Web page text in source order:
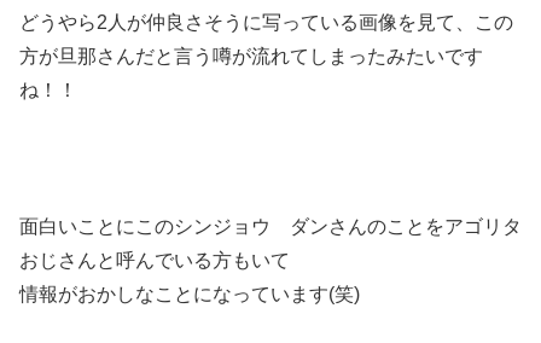
どうやら2人が仲良さそうに写っている画像を見て、この
方が旦那さんだと言う噂が流れてしまったみたいです
ね！！
面白いことにこのシンジョウ ダンさんのことをアゴリタ
おじさんと呼んでいる方もいて
情報がおかしなことになっています(笑)